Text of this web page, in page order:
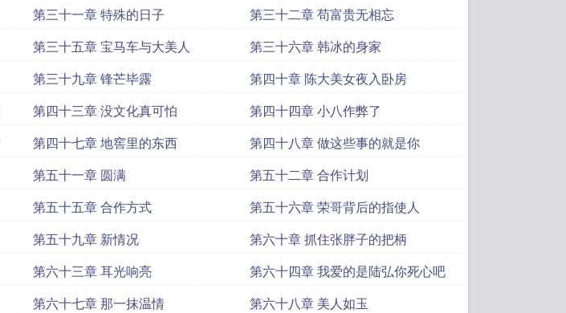
第三十一章 特殊的日子
第三十二章 苟富贵无相忘
第三十五章 宝马车与大美人
第三十六章 韩冰的身家
第三十九章 锋芒毕露
第四十章 陈大美女夜入卧房
第四十三章 没文化真可怕
第四十四章 小八作弊了
第四十七章 地窖里的东西
第四十八章 做这些事的就是你
第五十一章 圆满
第五十二章 合作计划
第五十五章 合作方式
第五十六章 荣哥背后的指使人
第五十九章 新情况
第六十章 抓住张胖子的把柄
第六十三章 耳光响亮
第六十四章 我爱的是陆弘你死心吧
第六十七章 那一抹温情
第六十八章 美人如玉